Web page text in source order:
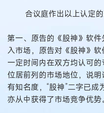
合议庭作出以上认定的
第一、原告的《股神》软
入市场，原告对《股神》
一定时间内在双方均认可
位居前列的市场地位，说
有知名度，“股神”二字已
亦从中获得了市场竞争优势。